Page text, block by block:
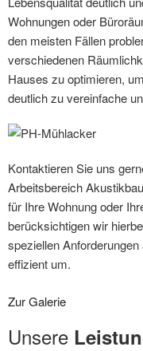
Wohnungen oder
den meisten Fällen
verschiedenen
Hauses zu optimieren,
deutlich zu vereinfache
Kontaktieren Sie uns
Arbeitsbereich
für Ihre Wohnung oder
berücksichtigen wir
speziellen
effizient um.
Zur Galerie
Unsere